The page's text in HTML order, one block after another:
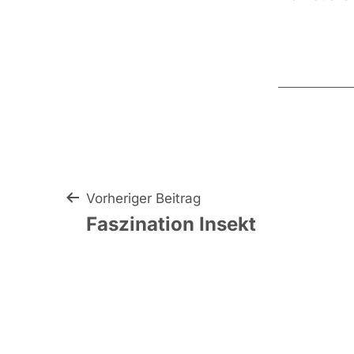
Vorheriger Beitrag
Faszination Insekt